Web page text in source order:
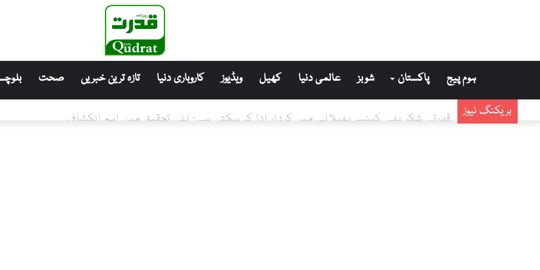
ہوم پیج پاکستان شوبز عالمی دنیا کھیل ویڈیوز کاروباری دنیا تازہ ترین خبریں صحت
بریکنگ نیوز خلق جھالاوان انجیرہ کا ماسٹر عنایت اللہ جتک کے قتل کی مذمت اور قاتلوں کی گرفتاری کا مطالبہ